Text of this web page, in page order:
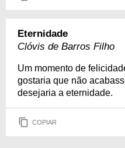
Eternidade
Clóvis de Barros Filho
Um momento de
gostaria que não
desejaria a eternidade.
COPIAR